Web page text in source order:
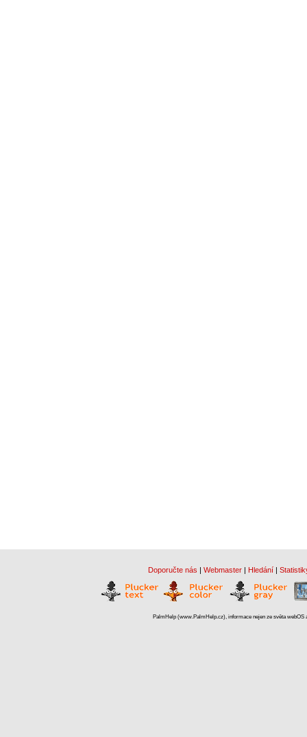
Doporučte nás | Webmaster | Hledání |
PalmHelp (www.PalmHelp.cz), informace nejen ze světa